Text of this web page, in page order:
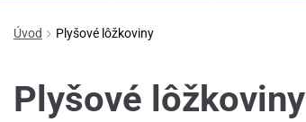
Úvod Plyšové lôžkoviny
Plyšové lôžkoviny